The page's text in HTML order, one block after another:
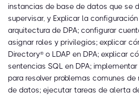
instancias de base de datos que se
supervisar, y Explicar la
arquitectura de DPA; configurar
asignar roles y privilegios; explicar
Directory® o LDAP en DPA; explicar
sentencias SQL en DPA;
para resolver problemas comunes
de datos; ejecutar tareas de alerta